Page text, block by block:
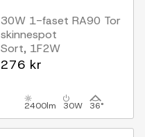
30W 1-faset RA90 Tor
skinnespot
Sort, 1F2W
276 kr
2400lm 30W 36°